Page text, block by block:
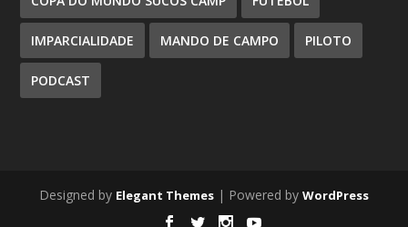
IMPARCIALIDADE MANDO DE CAMPO PILOTO
PODCAST
Designed by Elegant Themes | Powered by WordPress